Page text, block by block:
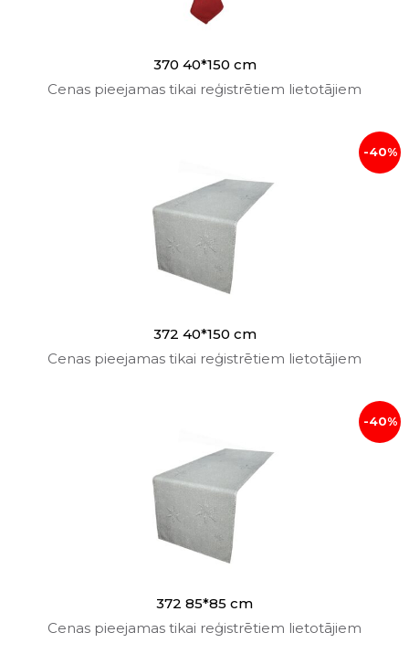
370 40*150 cm
Cenas pieejamas tikai reģistrētiem lietotājiem
-40%
372 40*150 cm
Cenas pieejamas tikai reģistrētiem lietotājiem
-40%
372 85*85 cm
Cenas pieejamas tikai reģistrētiem lietotājiem